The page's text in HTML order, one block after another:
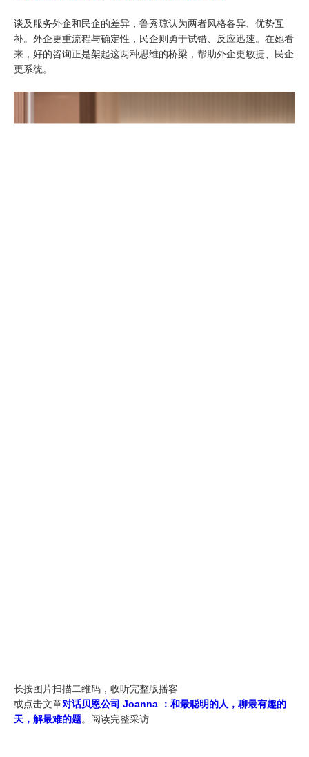
谈及服务外企和民企的差异，鲁秀琼认为两者风格各异、优势互
补。外企更重流程与确定性，民企则勇于试错、反应迅速。在她看
来，好的咨询正是架起这两种思维的桥梁，帮助外企更敏捷、民企
更系统。
长按图片扫描二维码，收听完整版播客
或点击文章对话贝恩公司 Joanna ：和最聪明的人，聊最有趣的
天，解最难的题。阅读完整采访